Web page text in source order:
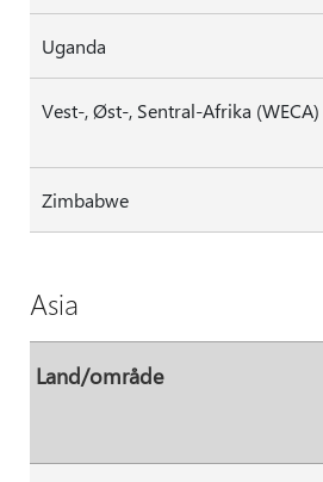
Uganda
Vest-, Øst-, Sentral-Afrika (WECA)
Zimbabwe
Asia
Land/område